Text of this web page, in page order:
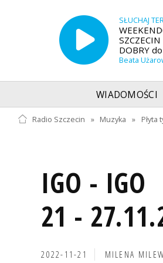
SŁUCHAJ
DOBRY
Beata
WIADOMOŚCI
Radio Szczecin » Muzyka » Płyta
IGO - IGO
21 -
2022-11-21 MILENA